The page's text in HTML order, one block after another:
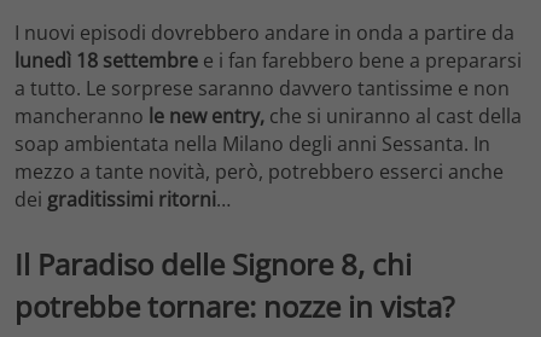
I nuovi episodi dovrebbero andare in onda a partire da
lunedì 18 settembre e i fan farebbero bene a prepararsi
a tutto. Le sorprese saranno davvero tantissime e non
mancheranno le new entry, che si uniranno al cast della
soap ambientata nella Milano degli anni Sessanta. In
mezzo a tante novità, però, potrebbero esserci anche
dei graditissimi ritorni…
Il Paradiso delle Signore 8, chi
potrebbe tornare: nozze in vista?